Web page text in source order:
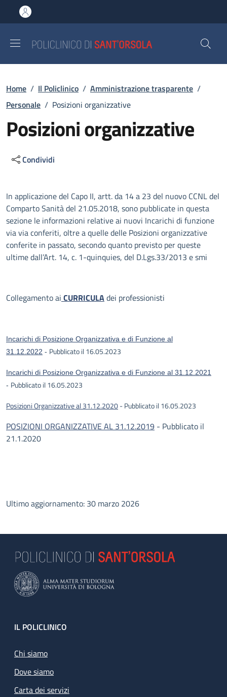
al contenuto principale
to footer content
Briciole di pane
Home / Il Policlinico / Amministrazione trasparente /
Personale / Posizioni organizzative
Posizioni organizzative
Condividi
Descrizione
In applicazione del Capo II, artt. da 14 a 23 del nuovo CCNL del
Comparto Sanità del 21.05.2018, sono pubblicate in questa
sezione le informazioni relative ai nuovi Incarichi di funzione
via via conferiti, oltre a quelle delle Posizioni organizzative
conferite in passato, secondo quanto previsto per queste
ultime dall’Art. 14, c. 1-quinquies, del D.Lgs.33/2013 e smi
Collegamento ai CURRICULAdei professionisti
Incarichi di Posizione Organizzativa e di Funzione al
31.12.2022 - Pubblicato il 16.05.2023
Incarichi di Posizione Organizzativa e di Funzione al 31.12.2021
- Pubblicato il 16.05.2023
Posizioni Organizzative al 31.12.2020- Pubblicato il 16.05.2023
POSIZIONI ORGANIZZATIVE AL 31.12.2019 - Pubblicato il
21.1.2020
Ultimo aggiornamento: 30 marzo 2026
Footer
IL POLICLINICO
Chi siamo
Dove siamo
Carta dei servizi